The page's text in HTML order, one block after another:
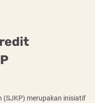
(SJKP) merupakan inisiatif